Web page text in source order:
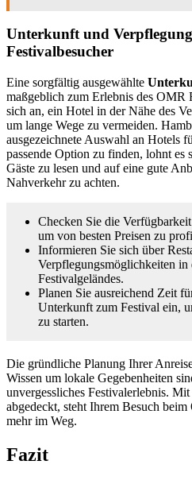
Unterkunft und
Festivalbesucher
Eine sorgfältig ausgewählte
maßgeblich zum Erlebnis des OMR
sich an, ein Hotel in der Nähe des
um lange Wege zu vermeiden.
ausgezeichnete Auswahl an Hotels
passende Option zu finden, lohnt es
Gäste zu lesen und auf eine gute
Nahverkehr zu achten.
Checken Sie die
um von besten Preisen zu
Informieren Sie sich über
Verpflegungsmöglichkeiten in
Festivalgeländes.
Planen Sie ausreichend Zeit
Unterkunft zum Festival ein,
zu starten.
Die gründliche Planung Ihrer
Wissen um lokale Gegebenheiten
unvergessliches Festivalerlebnis.
abgedeckt, steht Ihrem Besuch
mehr im Weg.
Fazit